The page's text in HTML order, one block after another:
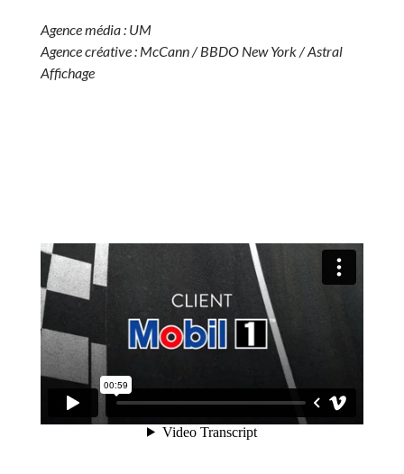
Agence média : UM
Agence créative : McCann / BBDO New York / Astral
Affichage